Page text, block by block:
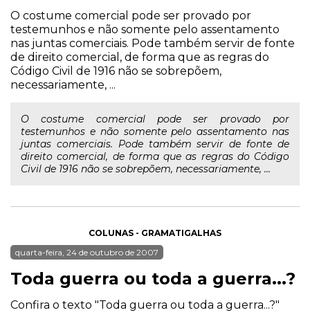
O costume comercial pode ser provado por
testemunhos e não somente pelo assentamento
nas juntas comerciais. Pode também servir de fonte
de direito comercial, de forma que as regras do
Código Civil de 1916 não se sobrepõem,
necessariamente, ...
O costume comercial pode ser provado por
testemunhos e não somente pelo assentamento nas
juntas comerciais. Pode também servir de fonte de
direito comercial, de forma que as regras do Código
Civil de 1916 não se sobrepõem, necessariamente, ...
COLUNAS - GRAMATIGALHAS
quarta-feira, 24 de outubro de 2007
Toda guerra ou toda a guerra...?
Confira o texto "Toda guerra ou toda a guerra...?"